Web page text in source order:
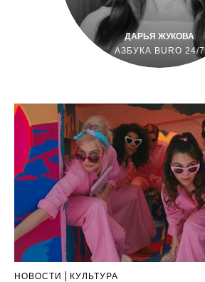
ДАРЬЯ ЖУКОВА
АЗБУКА BURO 24/7
НОВОСТИ КУЛЬТУРА